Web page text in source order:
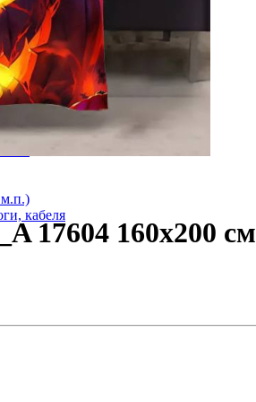
Під плитку. Клас М 1
стяжку Клас М 2
1
м.п.)
кабеля
17604 160х200 см